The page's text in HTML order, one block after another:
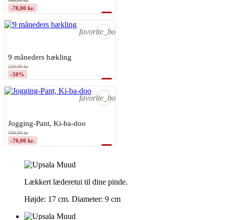
-70,00 kr.
Sidste varer på lager
favorite_border
9 måneders hækling
230,00 kr.
-50%
115,00 kr.
Sidste varer på lager
favorite_border
Jogging-Pant, Ki-ba-doo
169,00 kr.
-70,00 kr.
99,00 kr.
Lækkert læderetui til dine pinde.
Højde: 17 cm. Diameter: 9 cm